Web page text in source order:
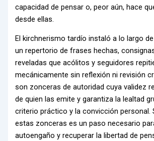
capacidad de pensar o, peor aún, hace
desde ellas.
El kirchnerismo tardío instaló a lo largo
un repertorio de frases hechas,
reveladas que acólitos y seguidores
mecánicamente sin reflexión ni revisión
son zonceras de autoridad cuya validez
de quien las emite y garantiza la lealtad
criterio práctico y la convicción personal.
estas zonceras es un paso necesario
autoengaño y recuperar la libertad de